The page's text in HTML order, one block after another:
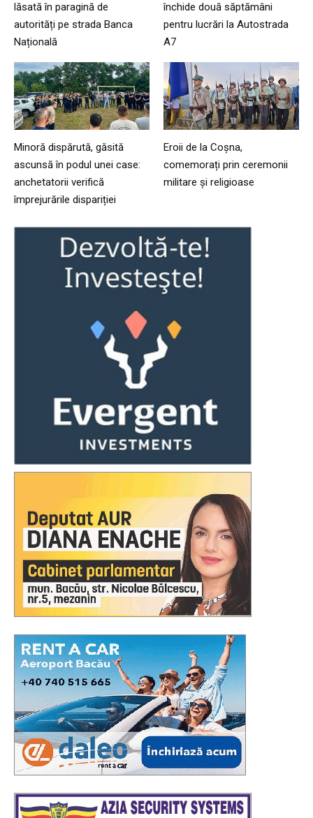
lăsată în paragină de
autorități pe strada Banca
Națională
închide două săptămâni
pentru lucrări la Autostrada
A7
Minoră dispărută, găsită
ascunsă în podul unei case:
anchetatorii verifică
împrejurările dispariției
Eroii de la Coșna,
comemorați prin ceremonii
militare și religioase